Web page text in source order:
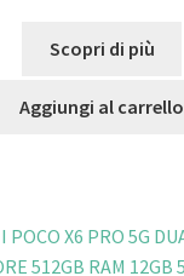
Scopri di più
Aggiungi al carrello